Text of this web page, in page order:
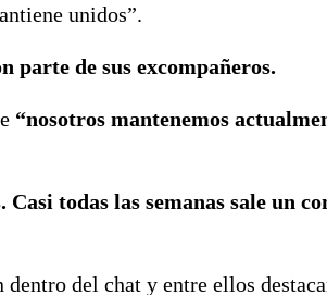
unidos”.
parte de sus excompañeros.
“nosotros mantenemos
Casi todas las semanas sale un
del chat y entre ellos